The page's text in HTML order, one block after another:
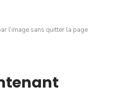
l’image sans quitter la page